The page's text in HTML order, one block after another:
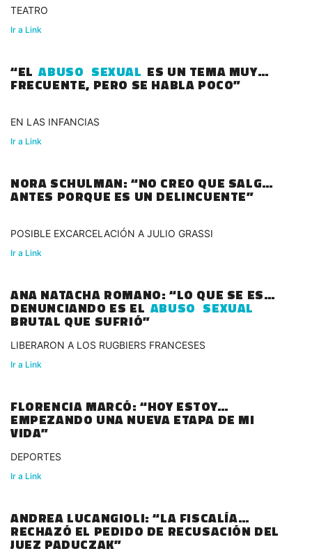
TEATRO
Ir a Link
“EL ABUSO SEXUAL ES UN TEMA MUY
FRECUENTE, PERO SE HABLA POCO”
EN LAS INFANCIAS
Ir a Link
NORA SCHULMAN: “NO CREO QUE SALGA
ANTES PORQUE ES UN DELINCUENTE”
POSIBLE EXCARCELACIÓN A JULIO GRASSI
Ir a Link
ANA NATACHA ROMANO: “LO QUE SE ESTÁ
DENUNCIANDO ES EL ABUSO SEXUAL
BRUTAL QUE SUFRIÓ”
LIBERARON A LOS RUGBIERS FRANCESES
Ir a Link
FLORENCIA MARCÓ: “HOY ESTOY
EMPEZANDO UNA NUEVA ETAPA DE MI
VIDA”
DEPORTES
Ir a Link
ANDREA LUCANGIOLI: “LA FISCALÍA
RECHAZÓ EL PEDIDO DE RECUSACIÓN DEL
JUEZ PADUCZAK”